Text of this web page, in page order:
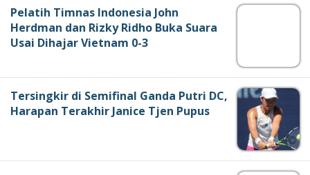
Pelatih Timnas Indonesia John
Herdman dan Rizky Ridho Buka Suara
Usai Dihajar Vietnam 0-3
Tersingkir di Semifinal Ganda Putri DC,
Harapan Terakhir Janice Tjen Pupus